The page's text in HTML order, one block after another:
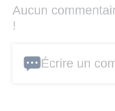
Aucun
!
Écrire un